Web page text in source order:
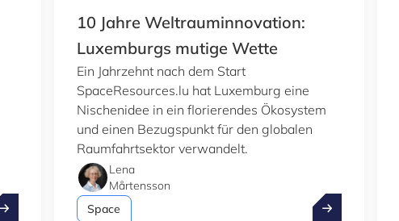
deine nächsten Innovationsschritte mit uns bei Nexus
10 Jahre Weltrauminnovation:
Luxemburgs mutige Wette
Ein Jahrzehnt nach dem Start
SpaceResources.lu hat Luxemburg eine
Nischenidee in ein florierendes Ökosystem
und einen Bezugspunkt für den globalen
Raumfahrtsektor verwandelt.
Lena
Mårtensson
Space
10 Jahre